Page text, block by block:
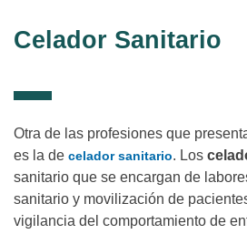
Celador Sanitario
Otra de las profesiones que
es la de celador sanitario. Los
sanitario que se encargan de
sanitario y movilización de
vigilancia del comportamiento de